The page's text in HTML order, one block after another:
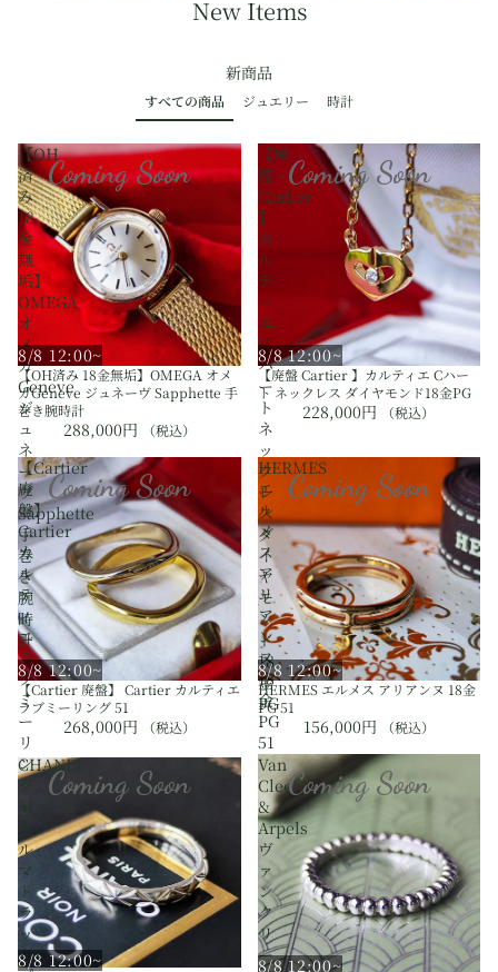
New Items
新商品
すべての商品 ジュエリー 時計
【OH
済
み
18
金
無
垢】
OMEGA
オ
メ
ガ
Geneve
ジ
ュ
ネ
ー
ヴ
Sapphette
手
巻
き
腕
時
計
Coming Soon
8/8 12:00~
【OH済み 18金無垢】OMEGA オメ
ガGeneve ジュネーヴ Sapphette 手
巻き腕時計
288,000円 （税込）
【廃
盤
Cartier
】
カ
ル
テ
ィ
エ
C
ハ
ー
ト
ネ
ッ
ク
レ
ス
ダ
イ
ヤ
モ
ン
ド
18
金
PG
Coming Soon
8/8 12:00~
【廃盤 Cartier 】カルティエ Cハー
ト ネックレス ダイヤモンド18金PG
228,000円 （税込）
【Cartier
廃
盤】
Cartier
カ
ル
テ
ィ
エ
ラ
ブ
ミ
ー
リ
ン
グ
51
Coming Soon
8/8 12:00~
【Cartier 廃盤】 Cartier カルティエ
ラブミーリング 51
268,000円 （税込）
HERMES
エ
ル
メ
ス
ア
リ
ア
ン
ヌ
18
金
PG
51
Coming Soon
8/8 12:00~
HERMES エルメス アリアンヌ 18金
PG 51
156,000円 （税込）
CHANEL
シ
ャ
ル
マ
ト
ラ
ッ
セ
Coming Soon
8/8 12:00~
Van
Cleef
&
Arpels
ヴ
ァ
ン
ク
リ
ー
Coming Soon
8/8 12:00~